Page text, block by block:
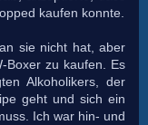
kaufen konnte.
sie nicht hat, aber
Boxer zu kaufen. Es
Alkoholikers, der
geht und sich ein
Ich war hin- und